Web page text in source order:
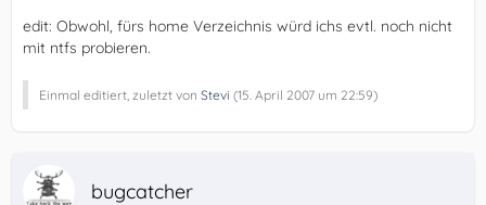
edit: Obwohl, fürs home Verzeichnis würd ichs evtl. noch nicht
mit ntfs probieren.
Einmal editiert, zuletzt von Stevi (15. April 2007 um 22:59)
bugcatcher